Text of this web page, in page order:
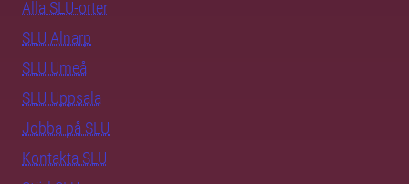
Alla SLU-orter
SLU Alnarp
SLU Umeå
SLU Uppsala
Jobba på SLU
Kontakta SLU